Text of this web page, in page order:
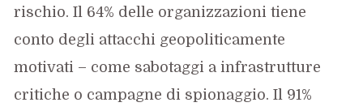
rischio. Il 64% delle organizzazioni tiene
conto degli attacchi geopoliticamente
motivati – come sabotaggi a infrastrutture
critiche o campagne di spionaggio. Il 91%